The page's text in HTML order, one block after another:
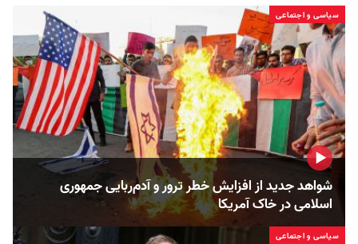
سیاسی و اجتماعی
شواهد جدید از افزایش خطر ترور و آدم‌ربایی جمهوری
اسلامی در خاک آمریکا
سیاسی و اجتماعی